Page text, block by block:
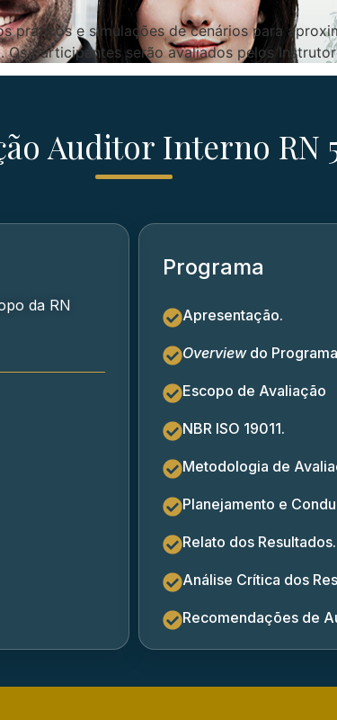
e simulações de cenários para
participantes serão avaliados pelos
Auditor Interno RN
da RN
Programa
Apresentação.
Overviewdo
Escopo de Avaliação
NBR ISO 19011.
Metodologia de
Planejamento e
Relato dos Resultados.
Análise Crítica dos
Recomendações de